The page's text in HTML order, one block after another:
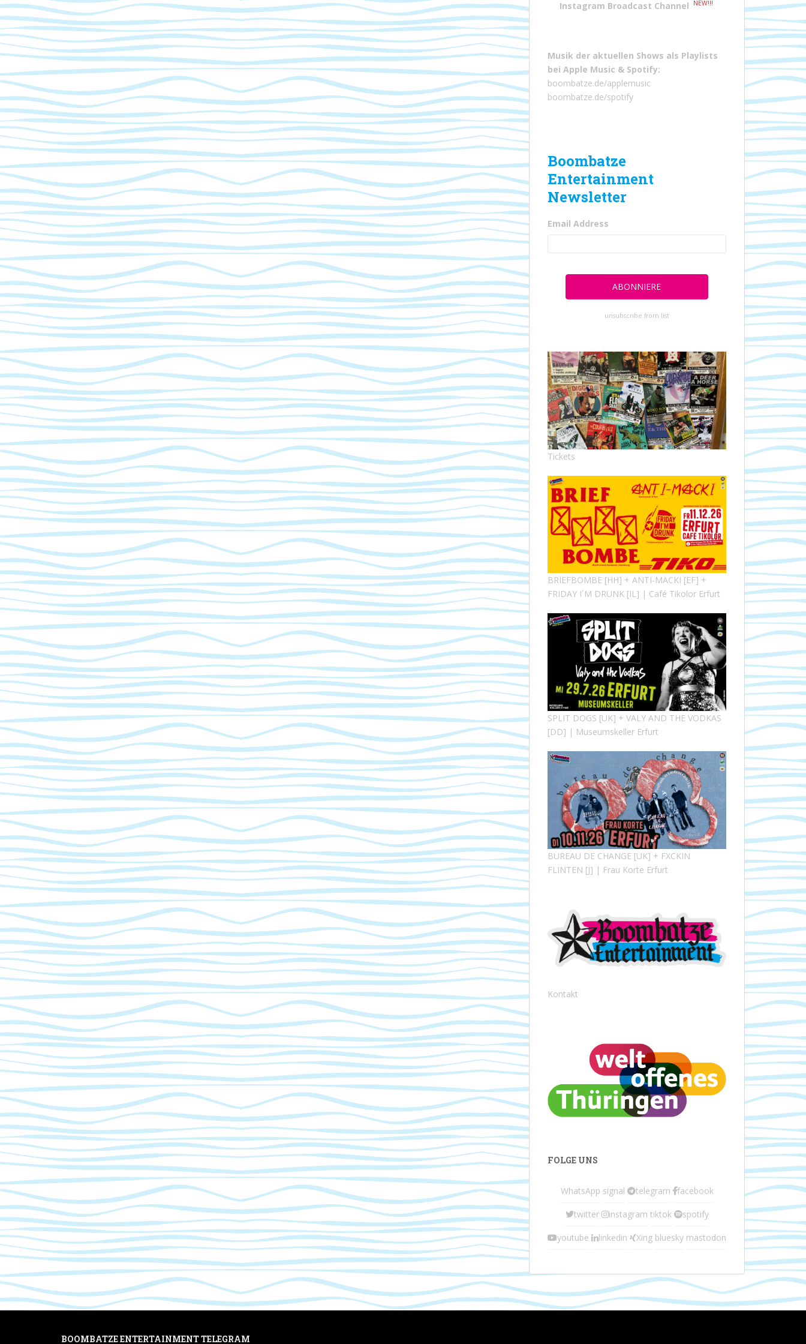
Instagram Broadcast Channel
NEW!!!
Musik der aktuellen Shows als Playlists
bei Apple Music & Spotify:
boombatze.de/applemusic
boombatze.de/spotify
Boombatze
Entertainment
Newsletter
Email Address
unsubscribe from list
Tickets
BRIEFBOMBE [HH] + ANTI-MACKI [EF] +
FRIDAY I´M DRUNK [IL] | Café Tikolor Erfurt
SPLIT DOGS [UK] + VALY AND THE VODKAS
[DD] | Museumskeller Erfurt
BUREAU DE CHANGE [UK] + FXCKIN
FLINTEN [J] | Frau Korte Erfurt
Kontakt
FOLGE UNS
WhatsApp signal telegram facebook
twitter instagram tiktok spotify
youtube linkedin Xing bluesky mastodon
BOOMBATZE ENTERTAINMENT TELEGRAM